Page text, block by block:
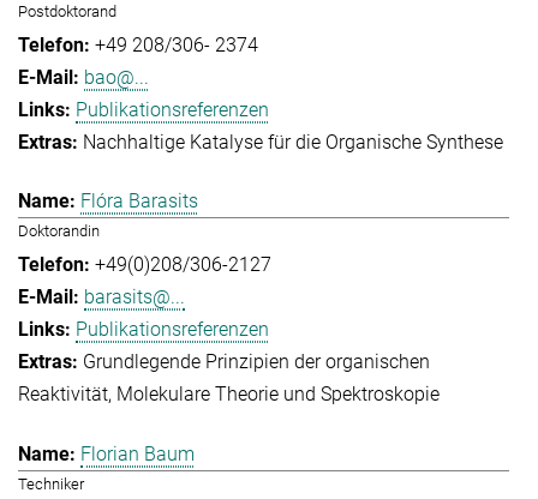
Postdoktorand
+49 208/306- 2374
bao@...
Publikationsreferenzen
Nachhaltige Katalyse für die Organische Synthese
Flóra Barasits
Doktorandin
+49(0)208/306-2127
barasits@...
Publikationsreferenzen
Grundlegende Prinzipien der organischen
Reaktivität Molekulare Theorie und Spektroskopie
Florian Baum
Techniker